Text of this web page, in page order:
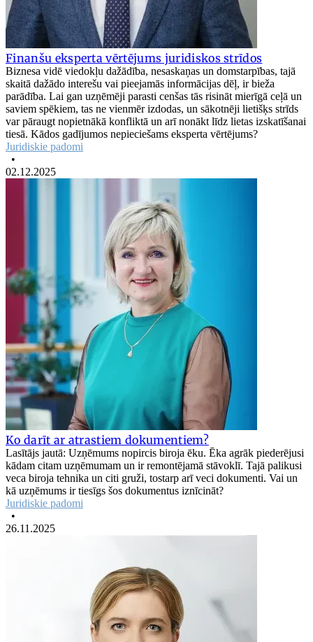
Finanšu eksperta vērtējums juridiskos strīdos
Biznesa vidē viedokļu dažādība, nesaskaņas un domstarpības, tajā
skaitā dažādo interešu vai pieejamās informācijas dēļ, ir bieža
parādība. Lai gan uzņēmēji parasti cenšas tās risināt mierīgā ceļā un
saviem spēkiem, tas ne vienmēr izdodas, un sākotnēji lietišķs strīds
var pāraugt nopietnākā konfliktā un arī nonākt līdz lietas izskatīšanai
tiesā. Kādos gadījumos nepieciešams eksperta vērtējums?
Juridiskie padomi
•
02.12.2025
Ko darīt ar atrastiem dokumentiem?
Lasītājs jautā: Uzņēmums nopircis biroja ēku. Ēka agrāk piederējusi
kādam citam uzņēmumam un ir remontējamā stāvoklī. Tajā palikusi
veca biroja tehnika un citi gruži, tostarp arī veci dokumenti. Vai un
kā uzņēmums ir tiesīgs šos dokumentus iznīcināt?
Juridiskie padomi
•
26.11.2025